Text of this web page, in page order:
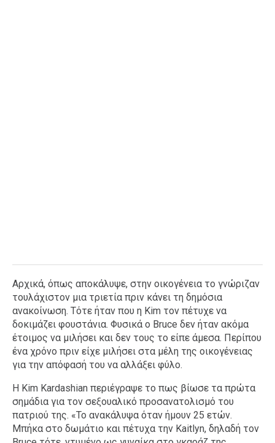
Αρχικά, όπως αποκάλυψε, στην οικογένεια το γνώριζαν
τουλάχιστον μια τριετία πριν κάνει τη δημόσια
ανακοίνωση. Τότε ήταν που η Kim τον πέτυχε να
δοκιμάζει φουστάνια. Φυσικά ο Bruce δεν ήταν ακόμα
έτοιμος να μιλήσει και δεν τους το είπε άμεσα. Περίπου
ένα χρόνο πριν είχε μιλήσει στα μέλη της οικογένειας
για την απόφασή του να αλλάξει φύλο.
Η Kim Kardashian περιέγραψε το πως βίωσε τα πρώτα
σημάδια για τον σεξουαλικό προσανατολισμό του
πατριού της. «Το ανακάλυψα όταν ήμουν 25 ετών.
Μπήκα στο δωμάτιο και πέτυχα την Kaitlyn, δηλαδή τον